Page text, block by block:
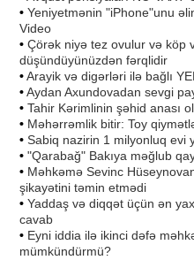
• Yeniyetmənin "iPhone"unu
Video
• Çörək niyə tez ovulur və köp
düşündüyünüzdən fərqlidir
•Arayik və digərləri ilə bağlı
•Aydan Axundovadan sevgi
• Tahir Kərimlinin şəhid anası
• Məhərrəmlik bitir: Toy
• Sabiq nazirin 1 milyonluq evi
• "Qarabağ" Bakıya məğlub
• Məhkəmə Sevinc
şikayətini təmin etmədi
• Yaddaş və diqqət üçün ən
cavab
• Eyni iddia ilə ikinci dəfə
mümkündürmü?